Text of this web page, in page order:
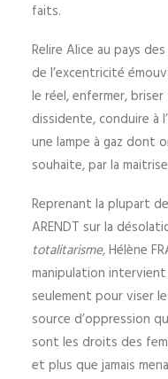
faits.
Relire Alice au pays
de l’excentricité
le réel, enfermer,
dissidente, conduire à
une lampe à gaz dont
souhaite, par la
Reprenant la plupart
ARENDT sur la
totalitarisme,Hélène
manipulation
seulement pour viser
source d’oppression
sont les droits des
et plus que jamais